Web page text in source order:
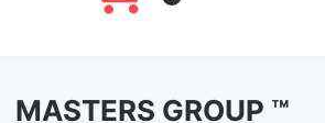
MASTERS GROUP ™